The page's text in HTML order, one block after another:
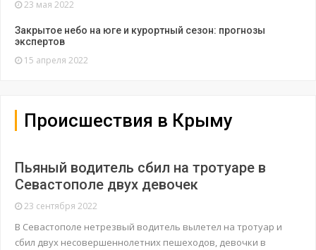
23 мая 2022
Закрытое небо на юге и курортный сезон: прогнозы
экспертов
15 апреля 2022
Происшествия в Крыму
Пьяный водитель сбил на тротуаре в
Севастополе двух девочек
23 сентября 2022
В Севастополе нетрезвый водитель вылетел на тротуар и
сбил двух несовершеннолетних пешеходов, девочки в